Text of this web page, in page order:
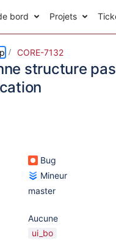
bord Projets
CORE-7132
structure
Bug
Mineur
master
Aucune
ui_bo